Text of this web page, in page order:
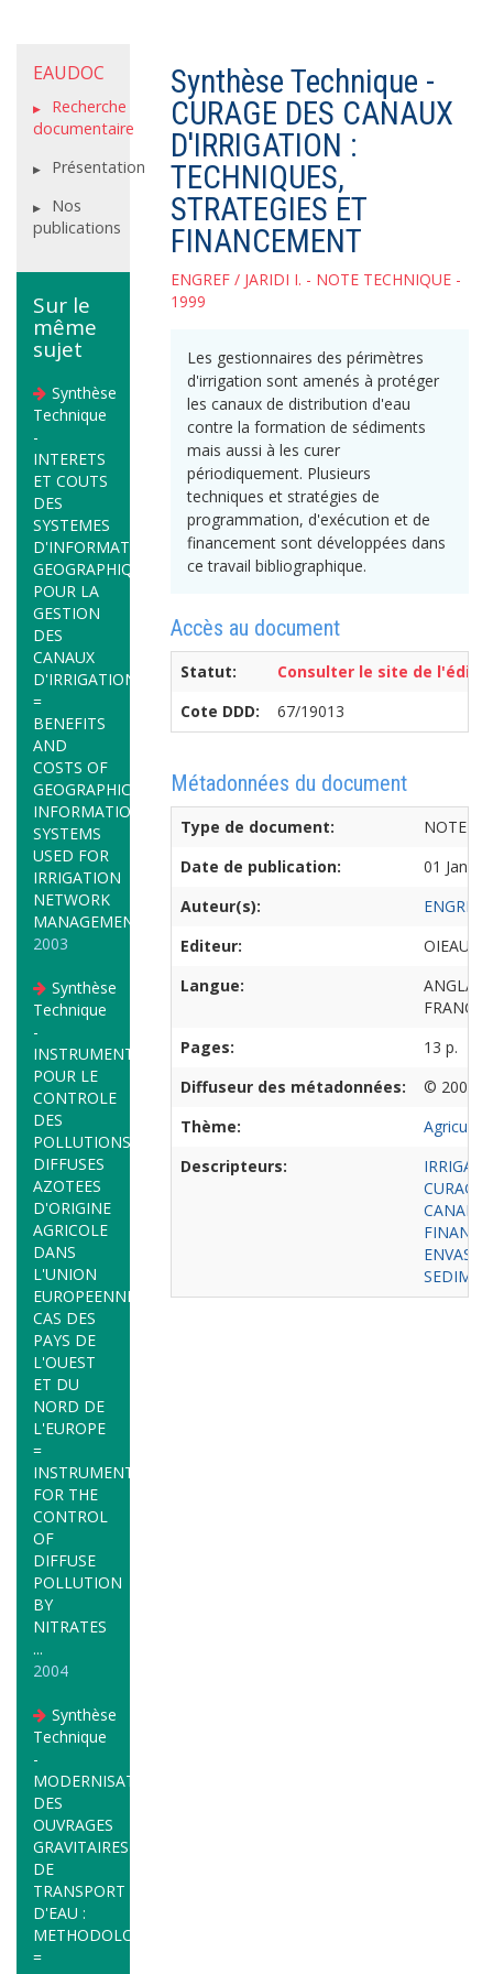
EAUDOC
Recherche
documentaire
Présentation
Nos
publications
Sur le
même
sujet
Synthèse
Technique
-
INTERETS
ET COUTS
DES
SYSTEMES
D'INFORMATION
GEOGRAPHIQUE
POUR LA
GESTION
DES
CANAUX
D'IRRIGATION
=
BENEFITS
AND
COSTS OF
GEOGRAPHICAL
INFORMATION
SYSTEMS
USED FOR
IRRIGATION
NETWORK
MANAGEMENT
2003
Synthèse
Technique
-
INSTRUMENTS
POUR LE
CONTROLE
DES
POLLUTIONS
DIFFUSES
AZOTEES
D'ORIGINE
AGRICOLE
DANS
L'UNION
EUROPEENNE.
CAS DES
PAYS DE
L'OUEST
ET DU
NORD DE
L'EUROPE
=
INSTRUMENTS
FOR THE
CONTROL
OF
DIFFUSE
POLLUTION
BY
NITRATES
...
2004
Synthèse
Technique
-
MODERNISATION
DES
OUVRAGES
GRAVITAIRES
DE
TRANSPORT
D'EAU :
METHODOLOGIE
=
Synthèse Technique -
CURAGE DES CANAUX
D'IRRIGATION :
TECHNIQUES,
STRATEGIES ET
FINANCEMENT
ENGREF / JARIDI I. - NOTE TECHNIQUE -
1999
Les gestionnaires des périmètres
d'irrigation sont amenés à protéger
les canaux de distribution d'eau
contre la formation de sédiments
mais aussi à les curer
périodiquement. Plusieurs
techniques et stratégies de
programmation, d'exécution et de
financement sont développées dans
ce travail bibliographique.
Accès au document
Statut:
Consulter le site de
Cote DDD:
67/19013
Métadonnées du document
Type de document:
NOTE
Date de publication:
01
Auteur(s):
ENGREF
Editeur:
OIEAU,
Langue:
ANGLAIS
Pages:
13 p.
Diffuseur des métadonnées:
© 2002
Thème:
Descripteurs:
CURAGE
CANAL